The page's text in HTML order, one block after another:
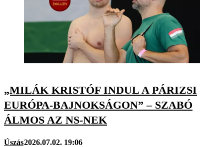
„MILÁK KRISTÓF INDUL A PÁRIZSI
EURÓPA-BAJNOKSÁGON” – SZABÓ
ÁLMOS AZ NS-NEK
Úszás2026.07.02. 19:06